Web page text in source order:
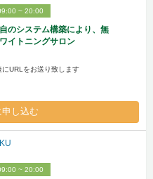
~ 20:00
のシステム構築により、無
イトニングサロン
URLをお送り致します
し込む
~ 20:00